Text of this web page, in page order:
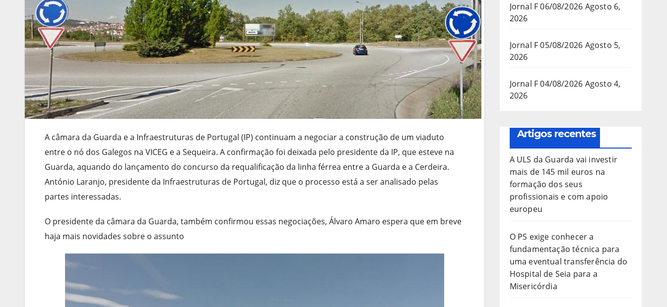
A câmara da Guarda e a Infraestruturas de Portugal (IP) continuam a negociar a construção de um viaduto
entre o nó dos Galegos na VICEG e a Sequeira. A confirmação foi deixada pelo presidente da IP, que esteve na
Guarda, aquando do lançamento do concurso da requalificação da linha férrea entre a Guarda e a Cerdeira.
António Laranjo, presidente da Infraestruturas de Portugal, diz que o processo está a ser analisado pelas
partes interessadas.
O presidente da câmara da Guarda, também confirmou essas negociações, Álvaro Amaro espera que em breve
haja mais novidades sobre o assunto
Jornal F 06/08/2026 Agosto 6,
2026
Jornal F 05/08/2026 Agosto 5,
2026
Jornal F 04/08/2026 Agosto 4,
2026
Artigos recentes
A ULS da Guarda vai investir
mais de 145 mil euros na
formação dos seus
profissionais e com apoio
europeu
O PS exige conhecer a
fundamentação técnica para
uma eventual transferência do
Hospital de Seia para a
Misericórdia